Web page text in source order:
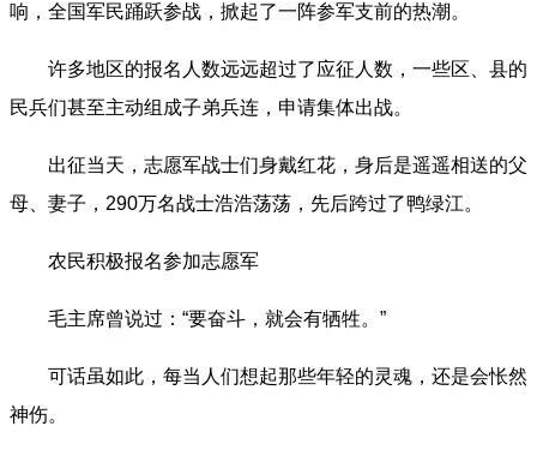
响，全国军民踊跃参战，掀起了一阵参军支前的热潮。
许多地区的报名人数远远超过了应征人数，一些区、县的
民兵们甚至主动组成子弟兵连，申请集体出战。
出征当天，志愿军战士们身戴红花，身后是遥遥相送的父
母、妻子，290万名战士浩浩荡荡，先后跨过了鸭绿江。
农民积极报名参加志愿军
毛主席曾说过：“要奋斗，就会有牺牲。”
可话虽如此，每当人们想起那些年轻的灵魂，还是会怅然
神伤。